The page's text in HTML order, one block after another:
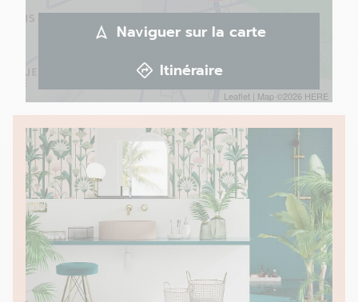
Leaflet | Map ©2026 HERE
Naviguer sur la carte
Itinéraire